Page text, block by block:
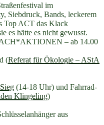
im
Siebdruck, Bands, leckerem
Top ACT das Klack
es hätte es nicht gewusst.
– ab 14.00
(Referat für Ökologie – AStA
(14-18 Uhr) und Fahrrad-
Klingeling)
aus